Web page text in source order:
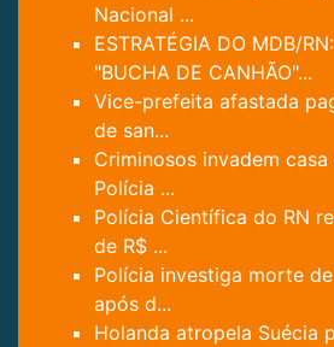
Nacional ...
ESTRATÉGIA DO MDB/
"BUCHA DE CANHÃO"...
Vice-prefeita afastada
de san...
Criminosos invadem
Polícia ...
Polícia Científica do RN
de R$ ...
Polícia investiga morte
após d...
Holanda atropela Suécia